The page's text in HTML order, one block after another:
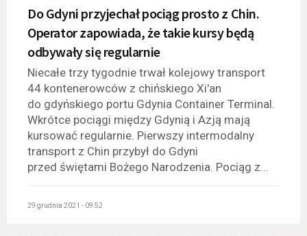
Do Gdyni przyjechał pociąg prosto z Chin.
Operator zapowiada, że takie kursy będą
odbywały się regularnie
Niecałe trzy tygodnie trwał kolejowy transport
44 kontenerowców z chińskiego Xi'an
do gdyńskiego portu Gdynia Container Terminal.
Wkrótce pociągi między Gdynią i Azją mają
kursować regularnie. Pierwszy intermodalny
transport z Chin przybył do Gdyni
przed świętami Bożego Narodzenia. Pociąg z...
29 grudnia 2021 - 09:52